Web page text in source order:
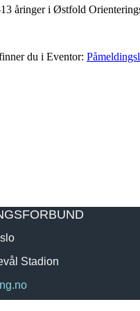
åringer i Østfold
du i Eventor:
Stadion